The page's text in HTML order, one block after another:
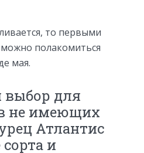
то первыми
полакомиться
мая.
выбор для
не имеющих
Атлантис
и